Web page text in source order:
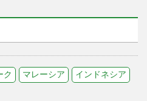
ク マレーシア インドネシア